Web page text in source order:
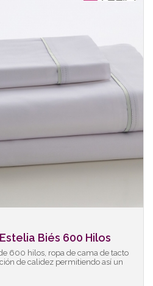
Biés 600 Hilos
600 hilos, ropa de cama de tacto
de calidez permitiendo así un